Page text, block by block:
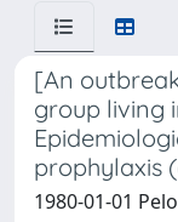
[An
group living
prophylaxis
1980-01-01